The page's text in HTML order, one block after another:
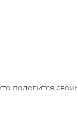
поделится